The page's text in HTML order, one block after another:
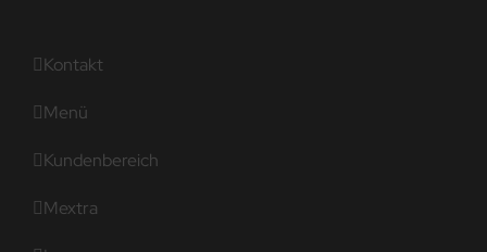
Kontakt
Menü
Kundenbereich
Mextra